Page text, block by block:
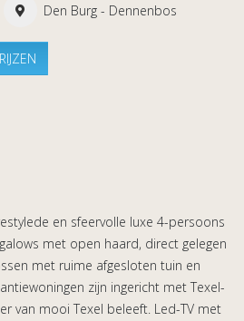
Den Burg - Dennenbos
en sfeervolle luxe 4-persoons
met open haard, direct gelegen
met ruime afgesloten tuin en
zijn ingericht met Texel-
van mooi Texel beleeft. Led-TV met